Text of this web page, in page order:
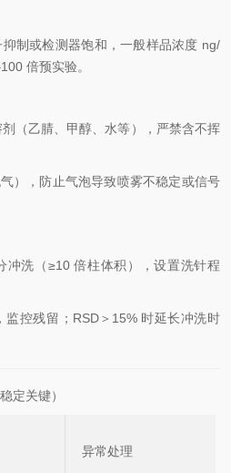
制或检测器饱和，一般样品浓度 ng/
倍预实验。
（乙腈、甲醇、水等），严禁含不挥
），防止气泡导致喷雾不稳定或信号
冲洗（≥10 倍柱体积），设置洗针程
控残留；RSD＞15% 时延长冲洗时
定关键）
异常处理